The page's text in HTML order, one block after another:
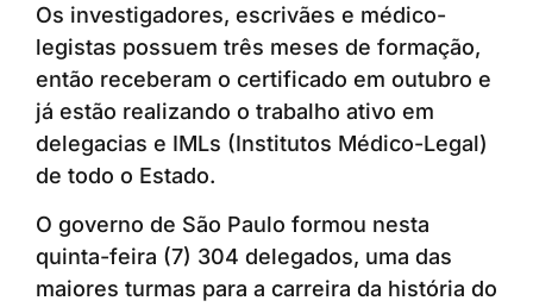
Os investigadores, escrivães e médico-
legistas possuem três meses de formação,
então receberam o certificado em outubro e
já estão realizando o trabalho ativo em
delegacias e IMLs (Institutos Médico-Legal)
de todo o Estado.
O governo de São Paulo formou nesta
quinta-feira (7) 304 delegados, uma das
maiores turmas para a carreira da história do